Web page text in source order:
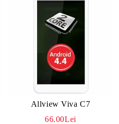
Allview Viva C7
66.00Lei